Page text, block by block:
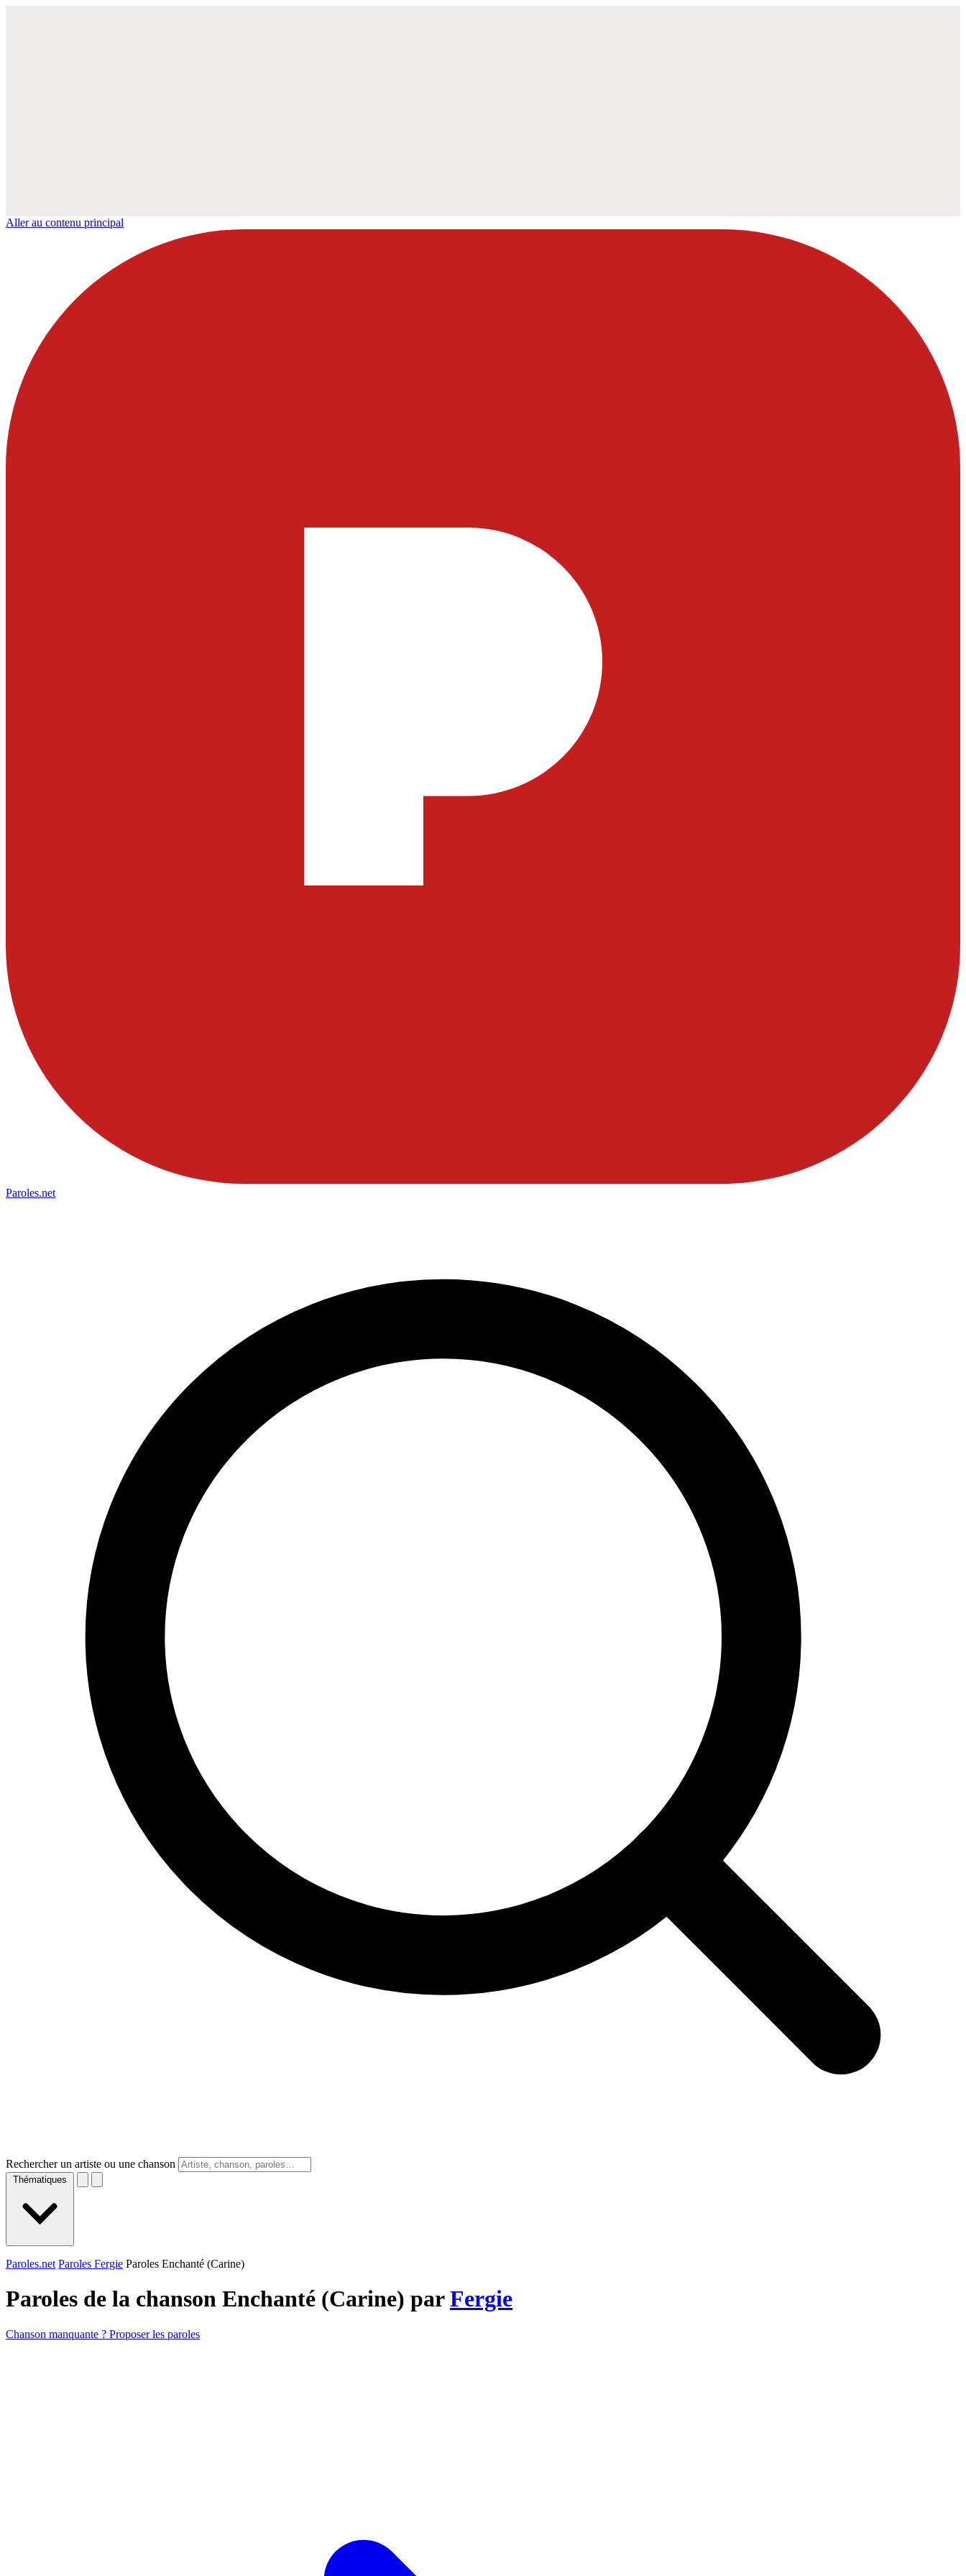
Aller au contenu principal
Paroles.net
Rechercher un artiste ou une chanson
Thématiques
Paroles.net Paroles Fergie Paroles Enchanté (Carine)
Paroles de la chanson Enchanté (Carine) parFergie
Chanson manquante ? Proposer les paroles